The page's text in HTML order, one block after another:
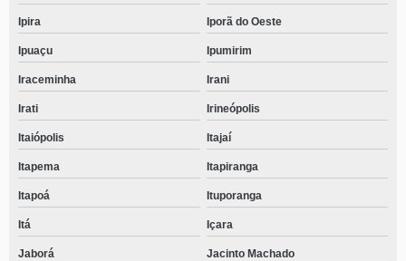
Ipira Iporã do Oeste
Ipuaçu Ipumirim
Iraceminha Irani
Irati Irineópolis
Itaiópolis Itajaí
Itapema Itapiranga
Itapoá Ituporanga
Itá Içara
Jaborá Jacinto Machado